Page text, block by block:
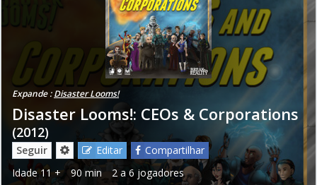
Expande :Disaster Looms!
Disaster Looms!: CEOs & Corporations
(2012)
Seguir Editar
Compartilhar
Idade11 + 90 min 2 a 6 jogadores